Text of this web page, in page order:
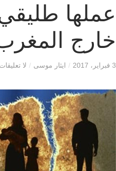
عملها
خارج
3 فبراير، 2017 / ايثار موسى / لا